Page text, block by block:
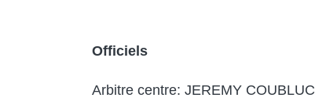
Officiels
Arbitre centre: JEREMY COUBLUC